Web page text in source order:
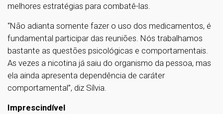
melhores estratégias para combatê-las.
“Não adianta somente fazer o uso dos medicamentos, é
fundamental participar das reuniões. Nós trabalhamos
bastante as questões psicológicas e comportamentais.
As vezes a nicotina já saiu do organismo da pessoa, mas
ela ainda apresenta dependência de caráter
comportamental”, diz Sílvia.
Imprescindível